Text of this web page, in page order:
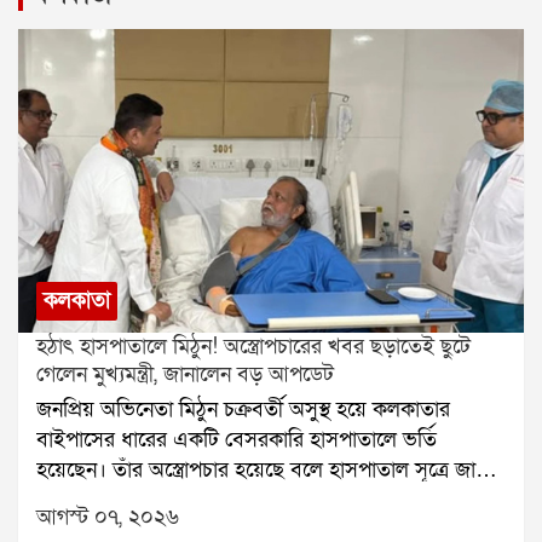
কলকাতা
হঠাৎ হাসপাতালে মিঠুন! অস্ত্রোপচারের খবর ছড়াতেই ছুটে
গেলেন মুখ্যমন্ত্রী, জানালেন বড় আপডেট
জনপ্রিয় অভিনেতা মিঠুন চক্রবর্তী অসুস্থ হয়ে কলকাতার
বাইপাসের ধারের একটি বেসরকারি হাসপাতালে ভর্তি
হয়েছেন। তাঁর অস্ত্রোপচার হয়েছে বলে হাসপাতাল সূত্রে জানা
গিয়েছে। শুক্রবার সকালে তাঁকে দেখতে হাসপাতালে পৌঁছান
মুখ্যমন্ত্রী শুভেন্দু অধিকারী। তাঁর সঙ্গে ছিলেন যাদবপুরের
আগস্ট ০৭, ২০২৬